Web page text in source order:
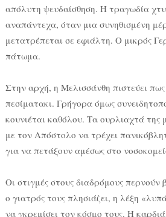
απόλυτη ψευδαίσθηση. Η τραγωδία
αναπάντεχα, όταν μια συνηθισμένη
μετατρέπεται σε εφιάλτη. Ο μικρός
πάτωμα.
Στην αρχή, η Μελισσάνθη πιστεύει πως
πεσίματακι. Γρήγορα όμως
κουνιέται καθόλου. Τα ουρλιαχτά της
με τον Απόστολο να τρέχει
για να πετάξουν αμέσως στο
Οι στιγμές στους διαδρόμους
ο γιατρός τους πλησιάζει, η λέξη
να γκρεμίσει τον κόσμο τους. Η